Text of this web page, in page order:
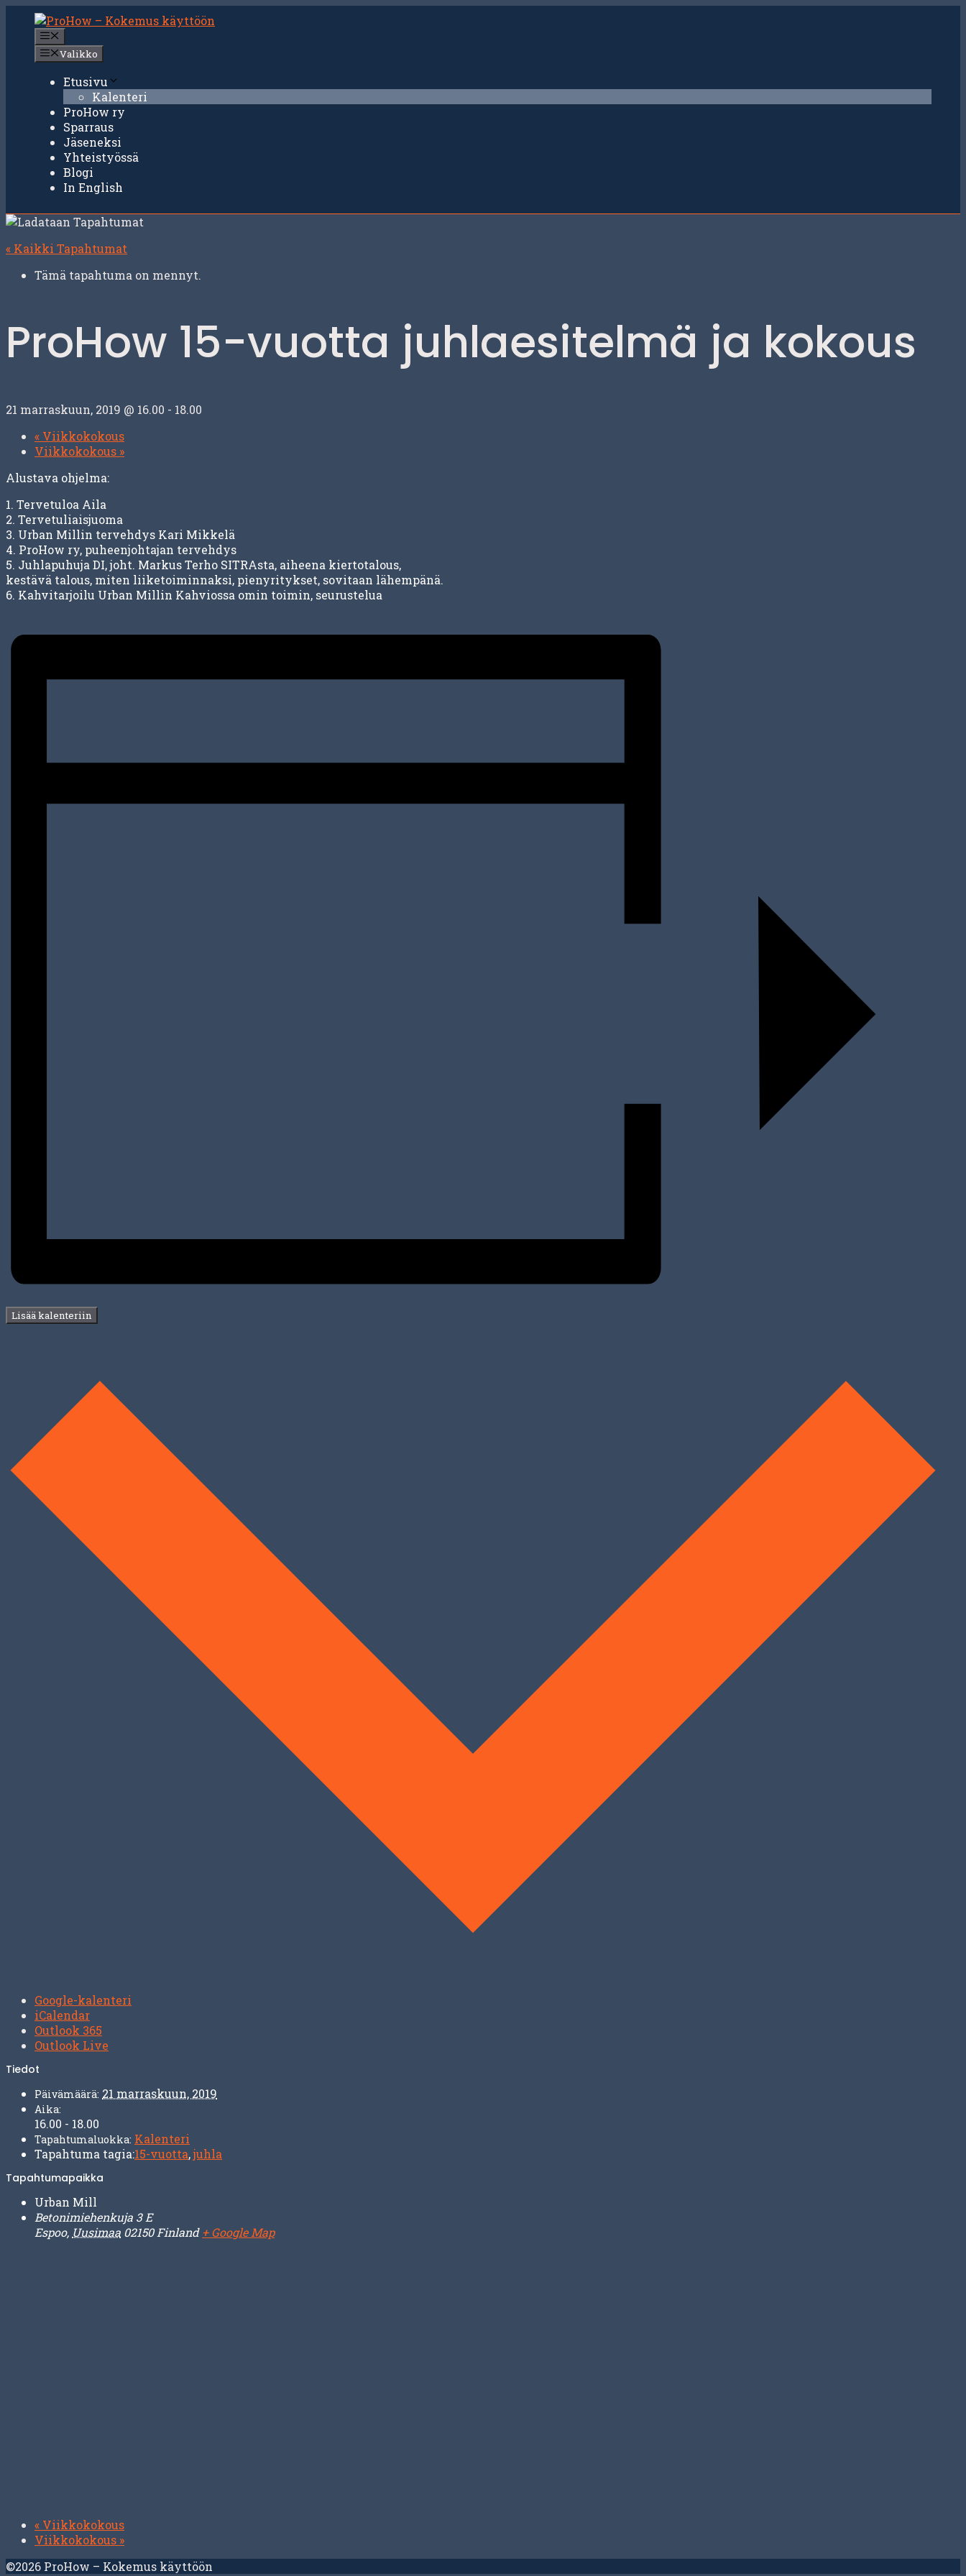
Siirry
sisältöön
Valikko
Etusivu
Kalenteri
ProHow ry
Sparraus
Jäseneksi
Yhteistyössä
Blogi
In English
« Kaikki Tapahtumat
Tämä tapahtuma on mennyt.
ProHow 15-vuotta juhlaesitelmä ja kokous
21 marraskuun, 2019 @ 16.00 - 18.00
« Viikkokokous
Viikkokokous »
Alustava ohjelma:
1. Tervetuloa Aila
2. Tervetuliaisjuoma
3. Urban Millin tervehdys Kari Mikkelä
4. ProHow ry, puheenjohtajan tervehdys
5. Juhlapuhuja DI, joht. Markus Terho SITRAsta, aiheena kiertotalous,
kestävä talous, miten liiketoiminnaksi, pienyritykset, sovitaan lähempänä.
6. Kahvitarjoilu Urban Millin Kahviossa omin toimin, seurustelua
Lisää kalenteriin
Google-kalenteri
iCalendar
Outlook 365
Outlook Live
Tiedot
Päivämäärä: 21 marraskuun, 2019
Aika:
16.00 - 18.00
Tapahtumaluokka: Kalenteri
Tapahtuma tagia:15-vuotta,juhla
Tapahtumapaikka
Urban Mill
Betonimiehenkuja 3 E
Espoo, Uusimaa 02150Finland + Google Map
« Viikkokokous
Viikkokokous »
©2026 ProHow – Kokemus käyttöön